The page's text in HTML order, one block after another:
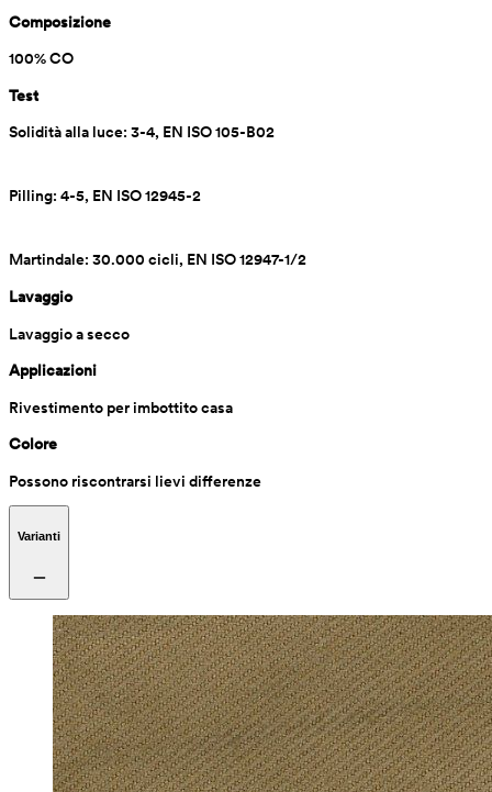
Composizione
100% CO
Test
Solidità alla luce: 3-4, EN ISO 105-B02
Pilling: 4-5, EN ISO 12945-2
Martindale: 30.000 cicli, EN ISO 12947-1/2
Lavaggio
Lavaggio a secco
Applicazioni
Rivestimento per imbottito casa
Colore
Possono riscontrarsi lievi differenze
Varianti